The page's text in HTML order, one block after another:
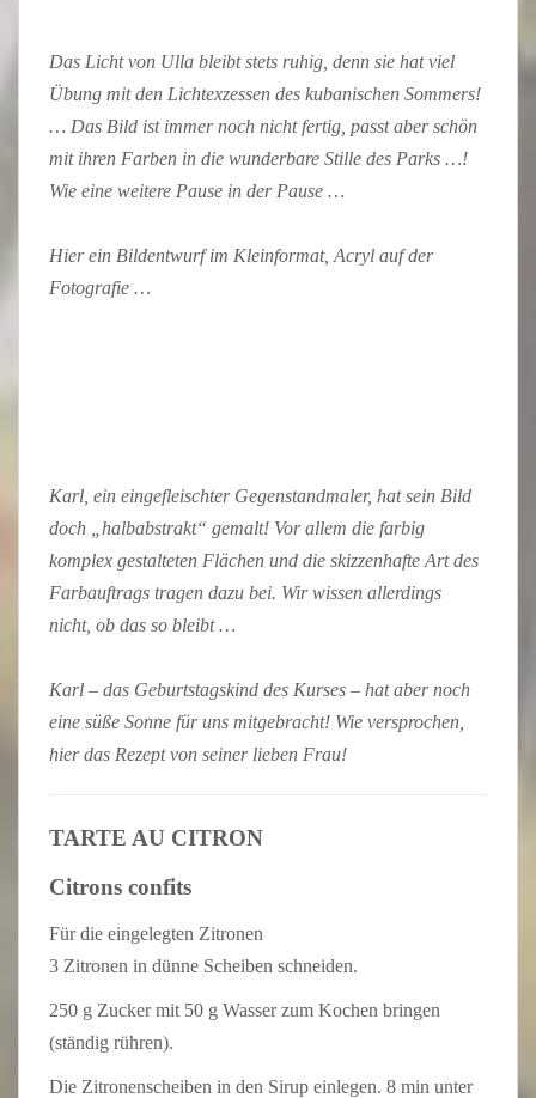
Das Licht von Ulla bleibt stets ruhig, denn sie hat viel
Übung mit den Lichtexzessen des kubanischen Sommers!
… Das Bild ist immer noch nicht fertig, passt aber schön
mit ihren Farben in die wunderbare Stille des Parks …!
Wie eine weitere Pause in der Pause …
Hier ein Bildentwurf im Kleinformat, Acryl auf der
Fotografie …
Karl, ein eingefleischter Gegenstandmaler, hat sein Bild
doch „halbabstrakt“ gemalt! Vor allem die farbig
komplex gestalteten Flächen und die skizzenhafte Art des
Farbauftrags tragen dazu bei. Wir wissen allerdings
nicht, ob das so bleibt …
Karl – das Geburtstagskind des Kurses – hat aber noch
eine süße Sonne für uns mitgebracht! Wie versprochen,
hier das Rezept von seiner lieben Frau!
TARTE AU CITRON
Citrons confits
Für die eingelegten Zitronen
3 Zitronen in dünne Scheiben schneiden.
250 g Zucker mit 50 g Wasser zum Kochen bringen
(ständig rühren).
Die Zitronenscheiben in den Sirup einlegen. 8 min unter